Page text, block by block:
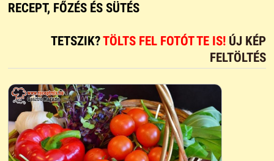
RECEPT, FŐZÉS ÉS SÜTÉS
TETSZIK?TÖLTS FEL FOTÓT TE IS! ÚJ KÉP
FELTÖLTÉS